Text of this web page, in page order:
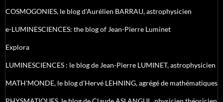
COSMOGONIES, le blog d'Aurélien BARRAU, astrophysicien
e-LUMINESCIENCES: the blog of Jean-Pierre Luminet
Explora
LUMINESCIENCES : le blog de Jean-Pierre LUMINET, astrophysicien
MATH'MONDE, le blog d'Hervé LEHNING, agrégé de mathématiques